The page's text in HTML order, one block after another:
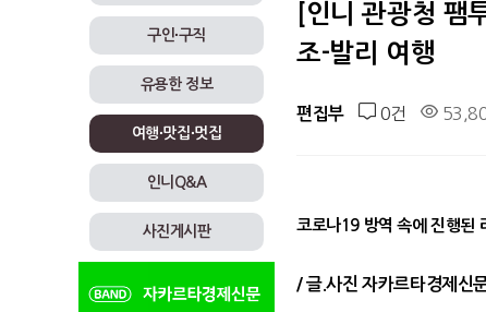
구인∙구직
유용한 정보
여행∙맛집∙멋집
인니Q&A
사진게시판
[인니 관광청 팸
조-발리 여행
편집부 0건
코로나19 방역 속에 진행된
/ 글.사진 자카르타경제신